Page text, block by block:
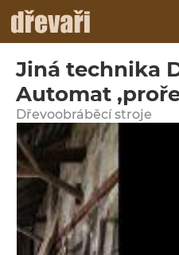
Jiná technika
Automat
Dřevoobráběcí stroje